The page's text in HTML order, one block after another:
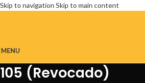
Skip to navigation Skip to main content
MENU
105 (Revocado)